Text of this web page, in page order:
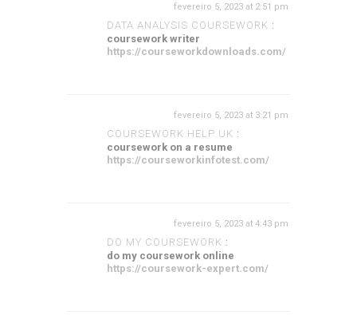
DATA ANALYSIS COURSEWORK :
fevereiro 5, 2023 at 2:51 pm
coursework writer
https://courseworkdownloads.com/
COURSEWORK HELP UK :
fevereiro 5, 2023 at 3:21 pm
coursework on a resume
https://courseworkinfotest.com/
DO MY COURSEWORK :
fevereiro 5, 2023 at 4:43 pm
do my coursework online
https://coursework-expert.com/